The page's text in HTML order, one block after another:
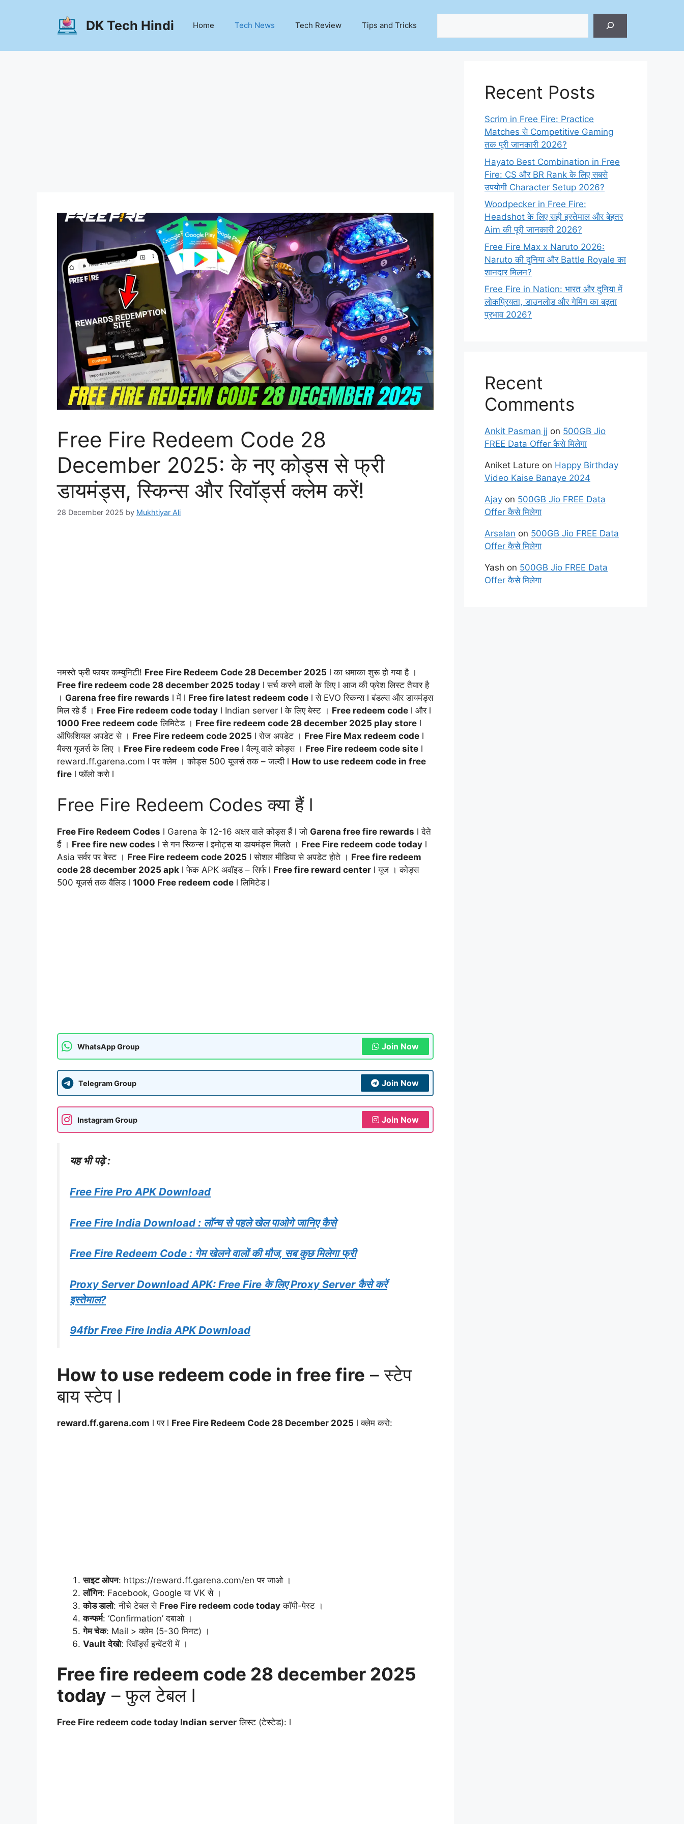
DK Tech Hindi Home Tech News Tech Review Tips and Tricks
Free Fire Redeem Code 28
December 2025: के नए कोड्स से फ्री
डायमंड्स, स्किन्स और रिवॉर्ड्स क्लेम करें!
28 December 2025 by Mukhtiyar Ali
नमस्ते फ्री फायर कम्युनिटी! Free Fire Redeem Code 28 December 2025 l का धमाका शुरू हो गया है ।
Free fire redeem code 28 december 2025 today l सर्च करने वालों के लिए l आज की फ्रेश लिस्ट तैयार है
। Garena free fire rewards l में l Free fire latest redeem code l से EVO स्किन्स l बंडल्स और डायमंड्स
मिल रहे हैं । Free Fire redeem code today l Indian server l के लिए बेस्ट । Free redeem code l और l
1000 Free redeem code लिमिटेड । Free fire redeem code 28 december 2025 play store l
ऑफिशियल अपडेट से । Free Fire redeem code 2025 l रोज अपडेट । Free Fire Max redeem code l
मैक्स यूजर्स के लिए । Free Fire redeem code Free l वैल्यू वाले कोड्स । Free Fire redeem code site l
reward.ff.garena.com l पर क्लेम । कोड्स 500 यूजर्स तक – जल्दी l How to use redeem code in free
fire l फॉलो करो l
Free Fire Redeem Codes क्या हैं l
Free Fire Redeem Codes l Garena के 12-16 अक्षर वाले कोड्स हैं l जो Garena free fire rewards l देते
हैं । Free fire new codes l से गन स्किन्स l इमोट्स या डायमंड्स मिलते । Free Fire redeem code today l
Asia सर्वर पर बेस्ट । Free Fire redeem code 2025 l सोशल मीडिया से अपडेट होते । Free fire redeem
code 28 december 2025 apk l फेक APK अवॉइड – सिर्फ l Free fire reward center l यूज । कोड्स
500 यूजर्स तक वैलिड l 1000 Free redeem code l लिमिटेड l
WhatsApp Group Join Now
Telegram Group Join Now
Instagram Group Join Now
यह भी पढ़े :
Free Fire Pro APK Download
Free Fire India Download : लॉन्च से पहले खेल पाओगे जानिए कैसे
Free Fire Redeem Code : गेम खेलने वालों की मौज, सब कुछ मिलेगा फ्री
Proxy Server Download APK: Free Fire के लिए Proxy Server कैसे करें
इस्तेमाल?
94fbr Free Fire India APK Download
How to use redeem code in free fire – स्टेप
बाय स्टेप l
reward.ff.garena.com l पर l Free Fire Redeem Code 28 December 2025 l क्लेम करो:
साइट ओपन: https://reward.ff.garena.com/en पर जाओ ।
लॉगिन: Facebook, Google या VK से ।
कोड डालो: नीचे टेबल से Free Fire redeem code today कॉपी-पेस्ट ।
कन्फर्म: ‘Confirmation’ दबाओ ।
गेम चेक: Mail > क्लेम (5-30 मिनट) ।
Vault देखो: रिवॉर्ड्स इन्वेंटरी में ।
Free fire redeem code 28 december 2025
today – फुल टेबल l
Free Fire redeem code today Indian server लिस्ट (टेस्टेड): l
Recent Posts
Scrim in Free Fire: Practice
Matches से Competitive Gaming
तक पूरी जानकारी 2026?
Hayato Best Combination in Free
Fire: CS और BR Rank के लिए सबसे
उपयोगी Character Setup 2026?
Woodpecker in Free Fire:
Headshot के लिए सही इस्तेमाल और बेहतर
Aim की पूरी जानकारी 2026?
Free Fire Max x Naruto 2026:
Naruto की दुनिया और Battle Royale का
शानदार मिलन?
Free Fire in Nation: भारत और दुनिया में
लोकप्रियता, डाउनलोड और गेमिंग का बढ़ता
प्रभाव 2026?
Recent
Comments
Ankit Pasman jj on 500GB Jio
FREE Data Offer कैसे मिलेगा
Aniket Lature on Happy Birthday
Video Kaise Banaye 2024
Ajay on 500GB Jio FREE Data
Offer कैसे मिलेगा
Arsalan on 500GB Jio FREE Data
Offer कैसे मिलेगा
Yash on 500GB Jio FREE Data
Offer कैसे मिलेगा